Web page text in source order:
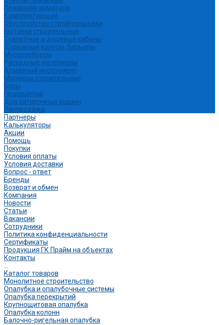
Пожарная арматура
Комплектующие
Обустройство стройплощадки
Бытовки строительные
Туалетные и душевые кабины
Дорожные конусы, барьеры
Мусоросбросы
Расходные материалы
Алмазный инструмент
Маркеры строительные
Буры
Георешетка
Для затирочных машин
Распродажа
Партнеры
Калькуляторы
Акции
Помощь
Покупки
Условия оплаты
Условия доставки
Вопрос - ответ
Бренды
Возврат и обмен
Компания
Новости
Статьи
Вакансии
Сотрудники
Политика конфиденциальности
Сертификаты
Продукция ГК Прайм на объектах
Контакты
Каталог товаров
Монолитное строительство
Опалубка и опалубочные системы
Опалубка перекрытий
Крупнощитовая опалубка
Опалубка колонн
Балочно-ригельная опалубка